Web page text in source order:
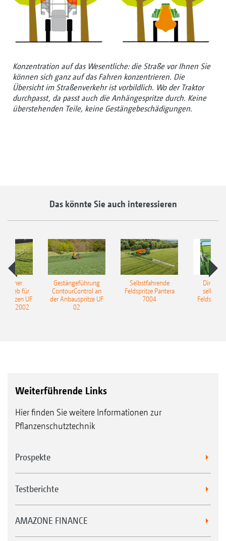
Konzentration auf das Wesentliche: die Straße vor Ihnen Sie
können sich ganz auf das Fahren konzentrieren. Die
Übersicht im Straßenverkehr ist vorbildlich. Wo der Traktor
durchpasst, da passt auch die Anhängespritze durch. Keine
überstehenden Teile, keine Gestängebeschädigungen.
Das könnte Sie auch interessieren
für
UF
UF 2002
Gestängeführung
ContourControl an
der Anbauspritze UF
02
Selbstfahrende
Feldspritze Pantera
7004
Weiterführende Links
Hier finden Sie weitere Informationen zur
Pflanzenschutztechnik
Prospekte
Testberichte
AMAZONE FINANCE